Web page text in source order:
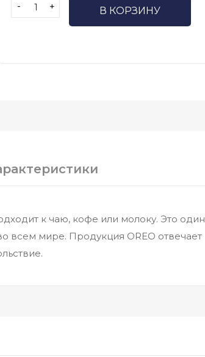
- + В КОРЗИНУ
к чаю, кофе или молоку. Это один
всем мире. Продукция OREO отвечает